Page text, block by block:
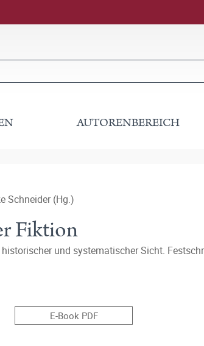
AUTORENBEREICH
Schneider (Hg.)
Fiktion
und systematischer Sicht.
E-Book PDF